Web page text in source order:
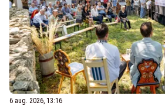
6 aug. 2026, 13:16